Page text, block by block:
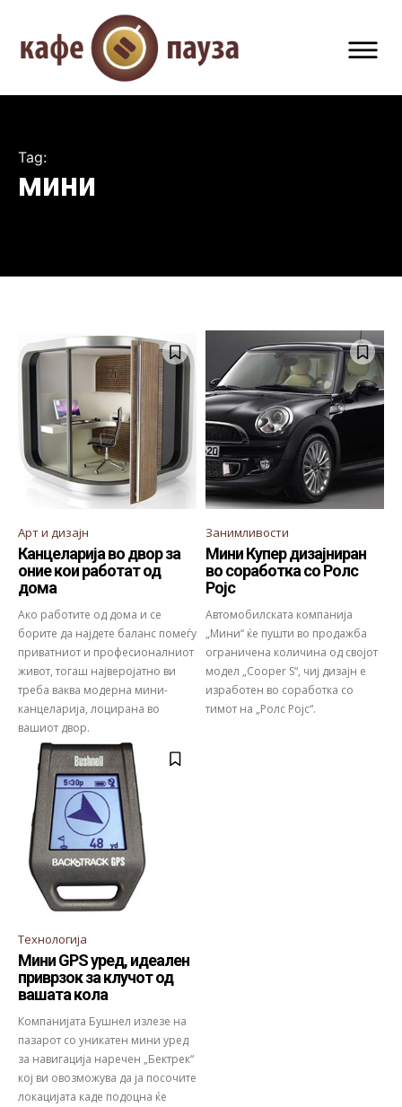
Tag:
мини
Арт и дизајн
Канцеларија во двор за
оние кои работат од
дома
Ако работите од дома и се
борите да најдете баланс помеѓу
приватниот и професионалниот
живот, тогаш најверојатно ви
треба ваква модерна мини-
канцеларија, лоцирана во
вашиот двор.
Занимливости
Мини Купер дизајниран
во соработка со Ролс
Ројс
Автомобилската компанија
„Мини“ ќе пушти во продажба
ограничена количина од својот
модел „Cooper S“, чиј дизајн е
изработен во соработка со
тимот на „Ролс Ројс“.
Технологија
Мини GPS уред, идеален
приврзок за клучот од
вашата кола
Компанијата Бушнел излезе на
пазарот со уникатен мини уред
за навигација наречен „Бектрек“
кој ви овозможува да ја посочите
локацијата каде подоцна ќе